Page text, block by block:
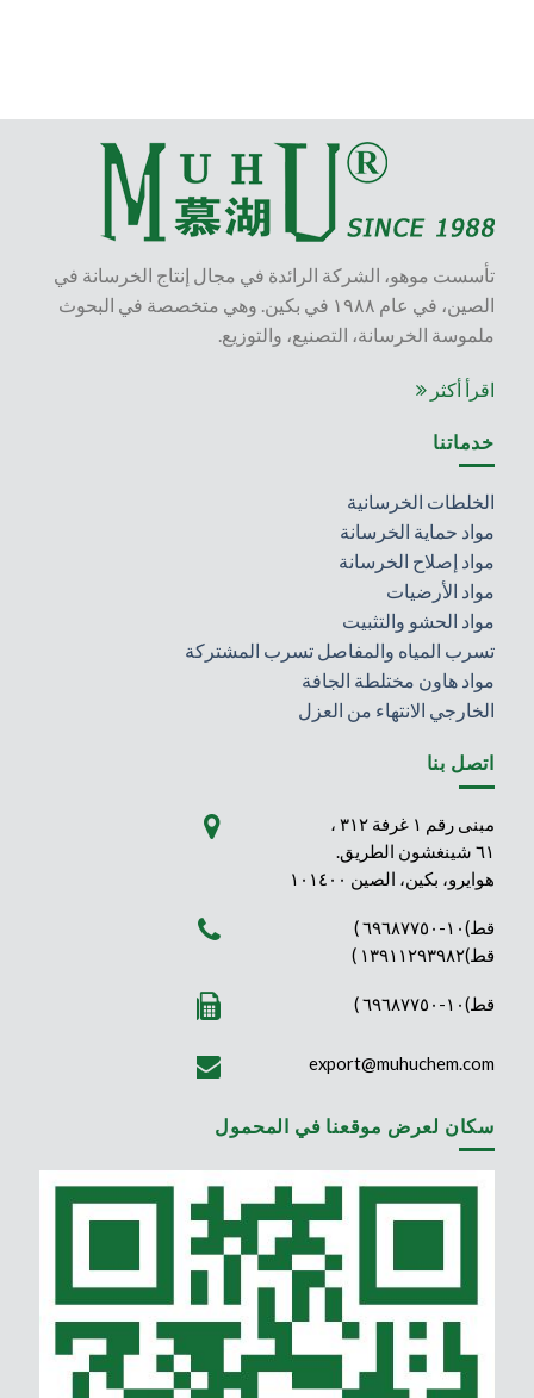
تأسست موهو، الشركة الرائدة في مجال إنتاج الخرسانة في
الصين، في عام ١٩٨٨ في بكين. وهي متخصصة في البحوث
ملموسة الخرسانة، التصنيع، والتوزيع.
اقرأ أكثر
خدماتنا
الخلطات الخرسانية
مواد حماية الخرسانة
مواد إصلاح الخرسانة
مواد الأرضيات
مواد الحشو والتثبيت
تسرب المياه والمفاصل تسرب المشتركة
مواد هاون مختلطة الجافة
الخارجي الانتهاء من العزل
اتصل بنا
مبنى رقم ١ غرفة ٣١٢ ،
٦١ شينغشون الطريق.
هوايرو، بكين، الصين ١٠١٤٠٠
قط)١٠-٦٩٦٨٧٧٥٠ )
قط)١٣٩١١٢٩٣٩٨٢ )
قط)١٠-٦٩٦٨٧٧٥٠ )
export@muhuchem.com
سكان لعرض موقعنا في المحمول